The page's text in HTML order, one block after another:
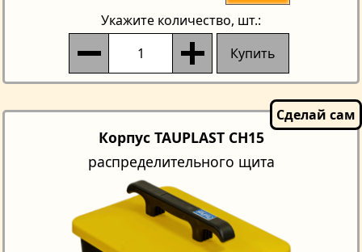
Укажите количество, шт.:
Купить
Корпус TAUPLAST CH15
распределительного щита